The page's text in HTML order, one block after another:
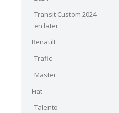
Transit Custom 2024
en later
Renault
Trafic
Master
Fiat
Talento